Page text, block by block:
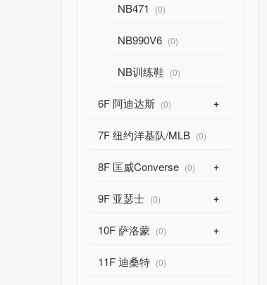
NB471 (0)
NB990V6 (0)
NB训练鞋 (0)
6F 阿迪达斯 (0) +
7F 纽约洋基队/MLB (0)
8F 匡威Converse (0) +
9F 亚瑟士 (0) +
10F 萨洛蒙 (0) +
11F 迪桑特 (0)